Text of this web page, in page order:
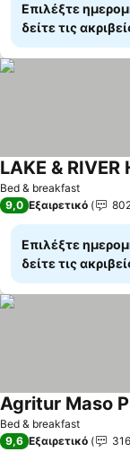
Επιλέξτε
δείτε τις
Bed & breakfast
LAKE & RIVER
9,0 Εξαιρετικό
Επιλέξτε
δείτε τις
Bed & breakfast
Agritur Maso
9,6 Εξαιρετικό 316